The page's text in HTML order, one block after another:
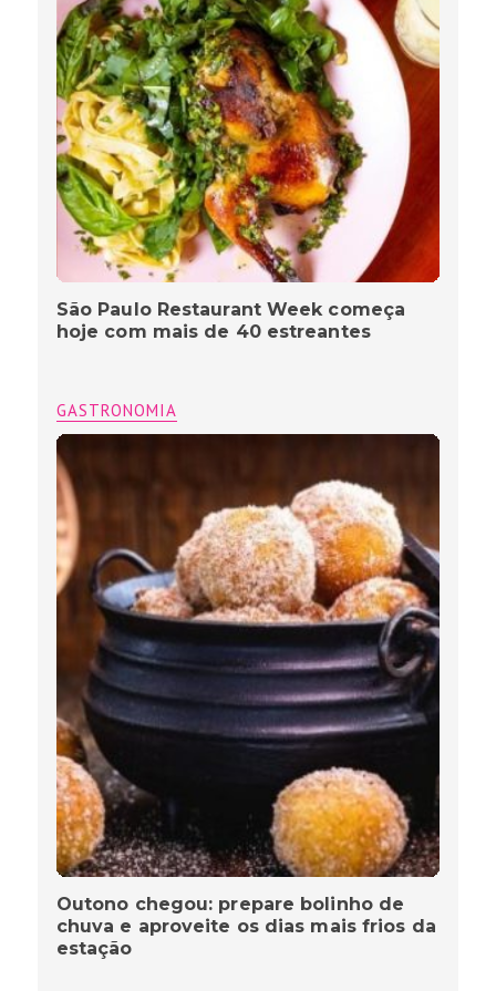
São Paulo Restaurant Week começa
hoje com mais de 40 estreantes
GASTRONOMIA
Outono chegou: prepare bolinho de
chuva e aproveite os dias mais frios da
estação